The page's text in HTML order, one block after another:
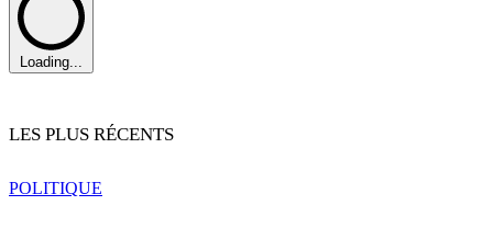
Loading...
LES PLUS RÉCENTS
POLITIQUE